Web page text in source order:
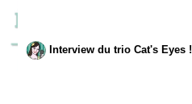
Interview du trio Cat's Eyes !